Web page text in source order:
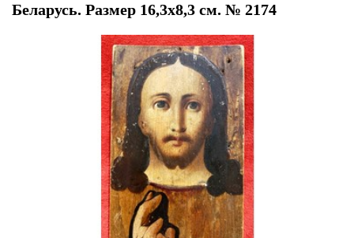
Беларусь. Размер 16,3х8,3 см. № 2174